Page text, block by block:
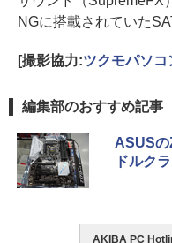
NGに搭載されていた
[撮影協力:ツクモパソコ
編集部のおすすめ記事
ASUSの
ドルク
AKIBA PC